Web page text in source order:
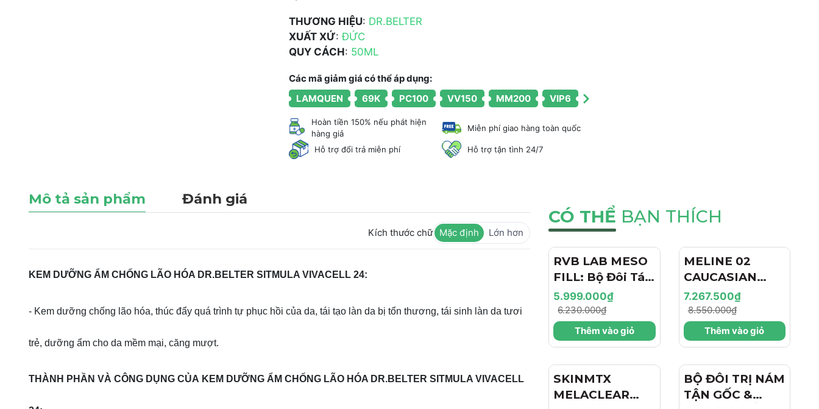
THƯƠNG HIỆU: DR.BELTER
XUẤT XỨ:ĐỨC
QUY CÁCH: 50ML
Các mã giảm giá có thể áp dụng:
LAMQUEN
69K PC100 VV150 MM200 VIP6
Hoàn tiền 150% nếu phát hiện
hàng giả
Miễn phí giao hàng toàn quốc
Hỗ trợ đổi trả miễn phí Hỗ trợ tận tình 24/7
Mô tả sản phẩm Đánh giá
Kích thước chữ Mặc định Lớn hơn
KEM DƯỠNG ẨM CHỐNG LÃO HÓA DR.BELTER SITMULA VIVACELL 24:
- Kem dưỡng chống lão hóa, thúc đẩy quá trình tự phục hồi của da, tái tạo làn da bị tổn thương, tái sinh làn da tươi
trẻ, dưỡng ẩm cho da mềm mại, căng mượt.
THÀNH PHẦN VÀ CÔNG DỤNG CỦA KEM DƯỠNG ẨM CHỐNG LÃO HÓA DR.BELTER SITMULA VIVACELL
CÓ THỂ BẠN THÍCH
- 4%
RVB LAB MESO
FILL: Bộ Đôi Tái
Tạo & Nâng Cơ
Chuyên Sâu -
Hiệu Ứng "Filler
+ Botox Like"
Hóa
5.999.000₫
6.230.000₫
Thêm vào giỏ
MELINE 02
CAUCASIAN
SKIN
DAY/NIGHT / BỘ
ĐÔI TRỊ NÁM
NGÀY/ĐÊM,
HÓA VÀ CĂNG
BÓNG
7.267.500₫
8.550.000₫
Thêm vào giỏ
SKINMTX
MELACLEAR
BỘ ĐÔI TRỊ NÁM
TẬN GỐC &